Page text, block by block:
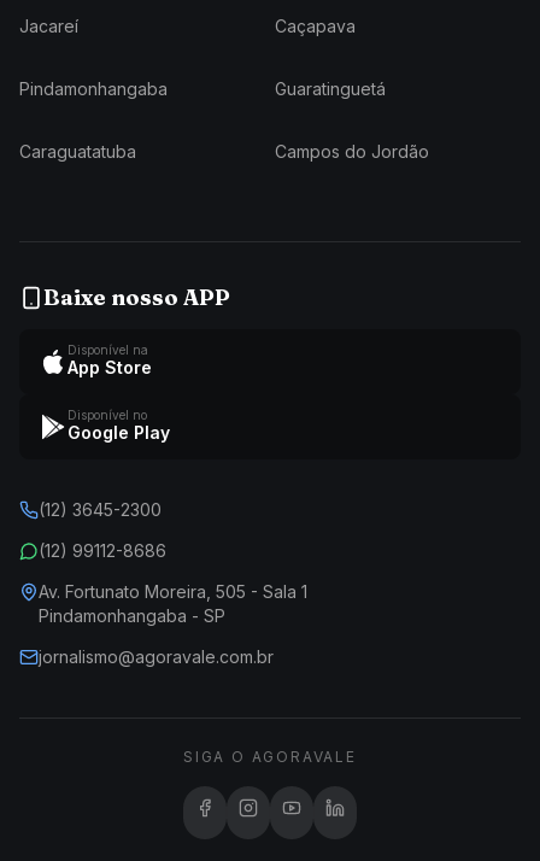
Jacareí Caçapava
Pindamonhangaba Guaratinguetá
Caraguatatuba Campos do Jordão
Baixe nosso APP
Disponível na
App Store
Disponível no
Google Play
(12) 3645-2300
(12) 99112-8686
Av. Fortunato Moreira, 505 - Sala 1
Pindamonhangaba - SP
jornalismo@agoravale.com.br
SIGA O AGORAVALE